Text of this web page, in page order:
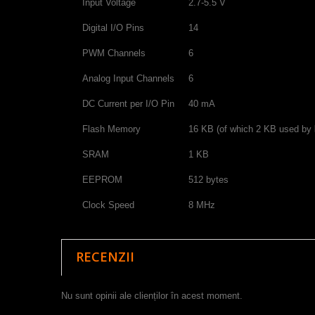
Input Voltage 2.7-5.5 V
Digital I/O Pins 14
PWM Channels 6
Analog Input Channels 6
DC Current per I/O Pin 40 mA
Flash Memory 16 KB (of which 2 KB used by
SRAM 1 KB
EEPROM 512 bytes
Clock Speed 8 MHz
RECENZII
Nu sunt opinii ale clienților în acest moment.